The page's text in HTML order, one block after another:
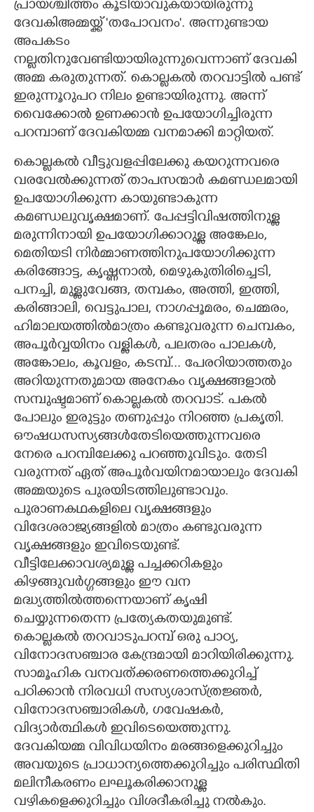
പ്രായശ്ചിത്തം കൂടിയാവുകയായിരുന്നു
ദേവകിഅമ്മയ്ക്ക് 'തപോവനം'. അന്നുണ്ടായ
അപകടം
നല്ലതിനുവേണ്ടിയായിരുന്നുവെന്നാണ് ദേവകി
അമ്മ കരുതുന്നത്. കൊല്ലകൽ തറവാട്ടിൽ പണ്ട്
ഇരുന്നൂറുപറ നിലം ഉണ്ടായിരുന്നു. അന്ന്
വൈക്കോൽ ഉണക്കാൻ ഉപയോഗിച്ചിരുന്ന
പറമ്പാണ് ദേവകിയമ്മ വനമാക്കി മാറ്റിയത്.
കൊല്ലകൽ വീട്ടുവളപ്പിലേക്കു കയറുന്നവരെ
വരവേൽക്കുന്നത് താപസന്മാർ കമണ്ഡലമായി
ഉപയോഗിക്കുന്ന കായുണ്ടാകുന്ന
കമണ്ഡലുവൃക്ഷമാണ്. പേപ്പട്ടിവിഷത്തിനുള്ള
മരുന്നിനായി ഉപയോഗിക്കാറുള്ള അങ്കേലം,
മെതിയടി നിർമ്മാണത്തിനുപയോഗിക്കുന്ന
കരിങ്ങോട്ട, കൃഷ്ണനാൽ, മെഴുകുതിരിച്ചെടി,
പനച്ചി, മുള്ളുവേങ്ങ, തമ്പകം, അത്തി, ഇത്തി,
കരിങ്ങാലി, വെട്ടുപാല, നാഗപ്പൂമരം, ചെമ്മരം,
ഹിമാലയത്തിൽമാത്രം കണ്ടുവരുന്ന ചെമ്പകം,
അപൂര്‍വ്വയിനം വള്ളികൾ, പലതരം പാലകൾ,
അങ്കോലം, കൂവളം, കടമ്പ്... പേരറിയാത്തതും
അറിയുന്നതുമായ അനേകം വൃക്ഷങ്ങളാൽ
സമ്പുഷ്ടമാണ് കൊല്ലകൽ തറവാട്. പകൽ
പോലും ഇരുട്ടും തണുപ്പും നിറഞ്ഞ പ്രകൃതി.
ഔഷധസസ്യങ്ങൾതേടിയെത്തുന്നവരെ
നേരെ പറമ്പിലേക്കു പറഞ്ഞുവിടും. തേടി
വരുന്നത് ഏത് അപൂർവയിനമായാലും ദേവകി
അമ്മയുടെ പുരയിടത്തിലുണ്ടാവും.
പുരാണകഥകളിലെ വൃക്ഷങ്ങളും
വിദേശരാജ്യങ്ങളില്‍ മാത്രം കണ്ടുവരുന്ന
വൃക്ഷങ്ങളും ഇവിടെയുണ്ട്.
വീട്ടിലേക്കാവശ്യമുള്ള പച്ചക്കറികളും
കിഴങ്ങുവർഗ്ഗങ്ങളും ഈ വന
മദ്ധ്യത്തിൽത്തന്നെയാണ് കൃഷി
ചെയ്യുന്നതെന്ന പ്രത്യേകതയുമുണ്ട്.
കൊല്ലകൽ തറവാടുപറമ്പ് ഒരു പാഠ്യ,
വിനോദസഞ്ചാര കേന്ദ്രമായി മാറിയിരിക്കുന്നു.
സാമൂഹിക വനവത്ക്കരണത്തെക്കുറിച്ച്
പഠിക്കാൻ നിരവധി സസ്യശാസ്ത്രജ്ഞർ,
വിനോദസഞ്ചാരികൾ, ഗവേഷകർ,
വിദ്യാർത്ഥികൾ ഇവിടെയെത്തുന്നു.
ദേവകിയമ്മ വിവിധയിനം മരങ്ങളെക്കുറിച്ചും
അവയുടെ പ്രാധാന്യത്തെക്കുറിച്ചും പരിസ്ഥിതി
മലിനീകരണം ലഘൂകരിക്കാനുള്ള
വഴികളെക്കുറിച്ചും വിശദീകരിച്ചു നൽകും.